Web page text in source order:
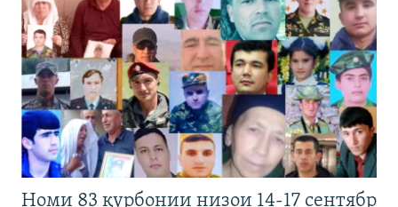
Номи 83 қурбонии низои 14-17 сентябр